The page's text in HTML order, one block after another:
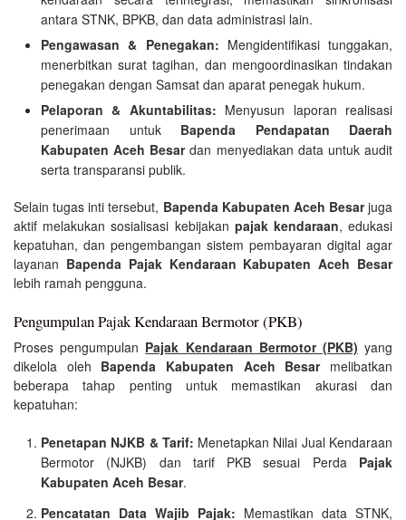
antara STNK, BPKB, dan data administrasi lain.
Pengawasan & Penegakan: Mengidentifikasi tunggakan,
menerbitkan surat tagihan, dan mengoordinasikan tindakan
penegakan dengan Samsat dan aparat penegak hukum.
Pelaporan & Akuntabilitas: Menyusun laporan realisasi
penerimaan untuk Bapenda Pendapatan Daerah
Kabupaten Aceh Besardan menyediakan data untuk audit
serta transparansi publik.
Selain tugas inti tersebut, Bapenda Kabupaten Aceh Besarjuga
aktif melakukan sosialisasi kebijakan pajak kendaraan, edukasi
kepatuhan, dan pengembangan sistem pembayaran digital agar
layanan Bapenda Pajak Kendaraan Kabupaten Aceh Besar
lebih ramah pengguna.
Pengumpulan Pajak Kendaraan Bermotor (PKB)
Proses pengumpulan Pajak Kendaraan Bermotor (PKB) yang
dikelola oleh Bapenda Kabupaten Aceh Besarmelibatkan
beberapa tahap penting untuk memastikan akurasi dan
kepatuhan:
Penetapan NJKB & Tarif: Menetapkan Nilai Jual Kendaraan
Bermotor (NJKB) dan tarif PKB sesuai Perda Pajak
Kabupaten Aceh Besar.
Pencatatan Data Wajib Pajak: Memastikan data STNK,